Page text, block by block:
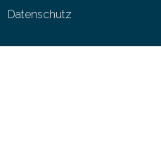
Datenschutz